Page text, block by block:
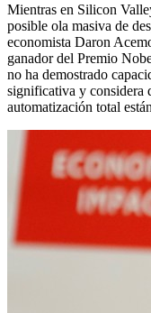
Mientras en Silicon
posible ola masiva de
economista Daron
ganador del Premio
no ha demostrado
significativa y considera
automatización total